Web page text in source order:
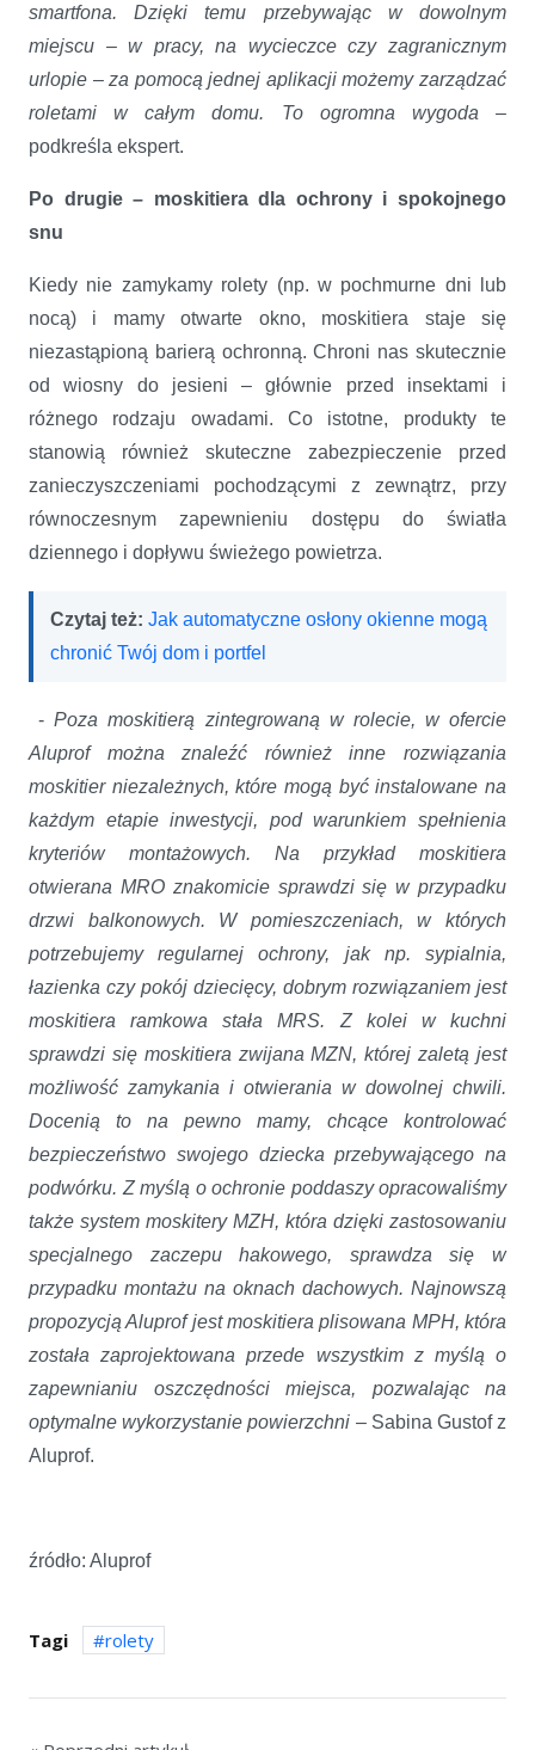
smartfona. Dzięki temu przebywając w dowolnym
miejscu – w pracy, na wycieczce czy zagranicznym
urlopie – za pomocą jednej aplikacji możemy zarządzać
roletami w całym domu. To ogromna wygoda –
podkreśla ekspert.
Po drugie – moskitiera dla ochrony i spokojnego
snu
Kiedy nie zamykamy rolety (np. w pochmurne dni lub
nocą) i mamy otwarte okno, moskitiera staje się
niezastąpioną barierą ochronną. Chroni nas skutecznie
od wiosny do jesieni – głównie przed insektami i
różnego rodzaju owadami. Co istotne, produkty te
stanowią również skuteczne zabezpieczenie przed
zanieczyszczeniami pochodzącymi z zewnątrz, przy
równoczesnym zapewnieniu dostępu do światła
dziennego i dopływu świeżego powietrza.
Czytaj też: Jak automatyczne osłony okienne mogą
chronić Twój dom i portfel
-Poza moskitierą zintegrowaną w rolecie, w ofercie
Aluprof można znaleźć również inne rozwiązania
moskitier niezależnych, które mogą być instalowane na
każdym etapie inwestycji, pod warunkiem spełnienia
kryteriów montażowych. Na przykład moskitiera
otwierana MRO znakomicie sprawdzi się w przypadku
drzwi balkonowych. W pomieszczeniach, w których
potrzebujemy regularnej ochrony, jak np. sypialnia,
łazienka czy pokój dziecięcy, dobrym rozwiązaniem jest
moskitiera ramkowa stała MRS. Z kolei w kuchni
sprawdzi się moskitiera zwijana MZN, której zaletą jest
możliwość zamykania i otwierania w dowolnej chwili.
Docenią to na pewno mamy, chcące kontrolować
bezpieczeństwo swojego dziecka przebywającego na
podwórku. Z myślą o ochronie poddaszy opracowaliśmy
także system moskitery MZH, która dzięki zastosowaniu
specjalnego zaczepu hakowego, sprawdza się w
przypadku montażu na oknach dachowych. Najnowszą
propozycją Aluprof jest moskitiera plisowana MPH, która
została zaprojektowana przede wszystkim z myślą o
zapewnianiu oszczędności miejsca, pozwalając na
optymalne wykorzystanie powierzchni – Sabina Gustof z
Aluprof.
źródło: Aluprof
Tagi rolety